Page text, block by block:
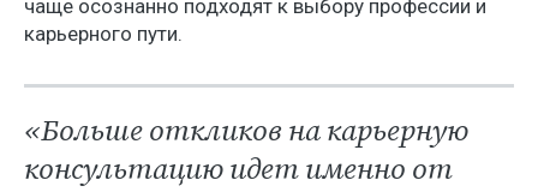
чаще осознанно подходят к выбору профессии и
карьерного пути.
«Больше откликов на карьерную
консультацию идет именно от